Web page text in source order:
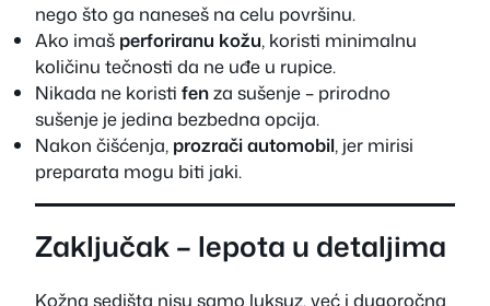
nego što ga naneseš na celu površinu.
Ako imaš perforiranu kožu, koristi minimalnu
količinu tečnosti da ne uđe u rupice.
Nikada ne koristi fenza sušenje – prirodno
sušenje je jedina bezbedna opcija.
Nakon čišćenja, prozrači automobil, jer mirisi
preparata mogu biti jaki.
Zaključak – lepota u detaljima
Kožna sedišta nisu samo luksuz, već i dugoročna